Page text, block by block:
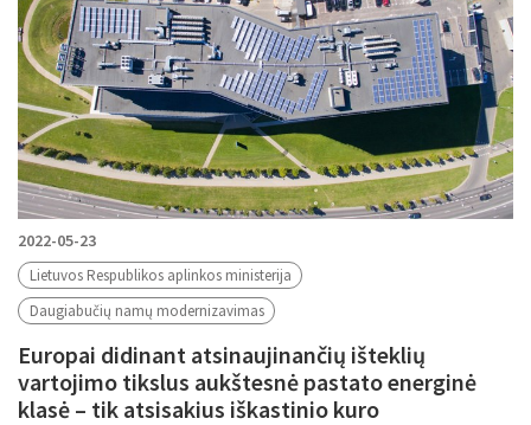
Tikslinė grupė
Periodas
2022-05-23
Lietuvos Respublikos aplinkos ministerija
Daugiabučių namų modernizavimas
Europai didinant atsinaujinančių išteklių
vartojimo tikslus aukštesnė pastato energinė
klasė – tik atsisakius iškastinio kuro